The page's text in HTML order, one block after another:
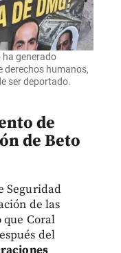
generado
derechos humanos,
ser deportado.
de
de Beto
Seguridad
de las
Coral
del